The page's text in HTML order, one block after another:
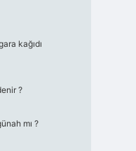
kağıdı
?
mı ?